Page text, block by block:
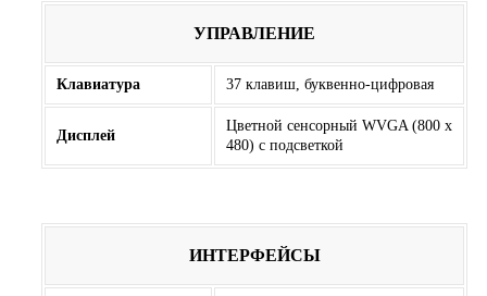
УПРАВЛЕНИЕ
Клавиатура 37 клавиш, буквенно-цифровая
Дисплей
Цветной сенсорный WVGA (800 x
480) с подсветкой
ИНТЕРФЕЙСЫ